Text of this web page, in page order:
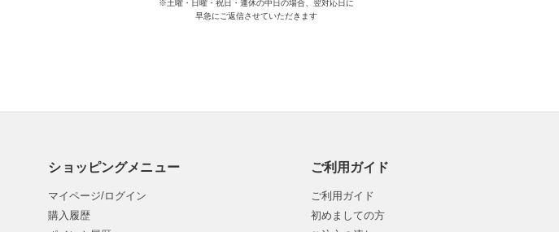
※土曜・日曜・祝日・連休の中日の場合、翌対応日に
早急にご返信させていただきます
ショッピングメニュー
マイページ/ログイン
購入履歴
ご利用ガイド
ご利用ガイド
初めましての方